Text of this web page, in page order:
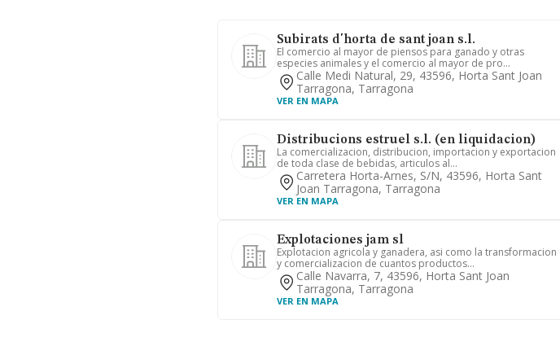
Subirats d'horta de sant joan s.l.
El comercio al mayor de piensos para ganado y otras
especies animales y el comercio al mayor de pro...
Calle Medi Natural, 29, 43596, Horta Sant Joan
Tarragona, Tarragona
VER EN MAPA
Distribucions estruel s.l. (en liquidacion)
La comercializacion, distribucion, importacion y exportacion
de toda clase de bebidas, articulos al...
Carretera Horta-Arnes, S/n, 43596, Horta Sant
Joan Tarragona, Tarragona
VER EN MAPA
Explotaciones jam sl
Explotacion agricola y ganadera, asi como la transformacion
y comercializacion de cuantos productos...
Calle Navarra, 7, 43596, Horta Sant Joan
Tarragona, Tarragona
VER EN MAPA